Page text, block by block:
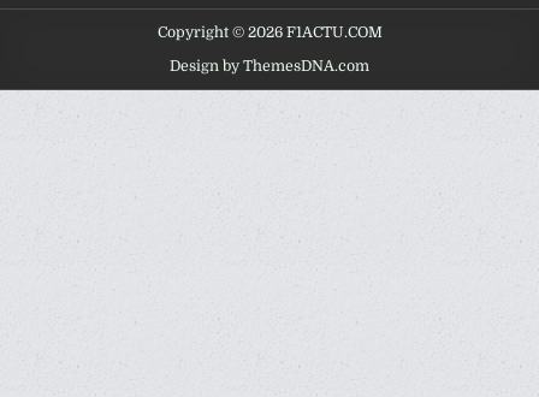
Copyright © 2026 F1ACTU.COM
Design by ThemesDNA.com